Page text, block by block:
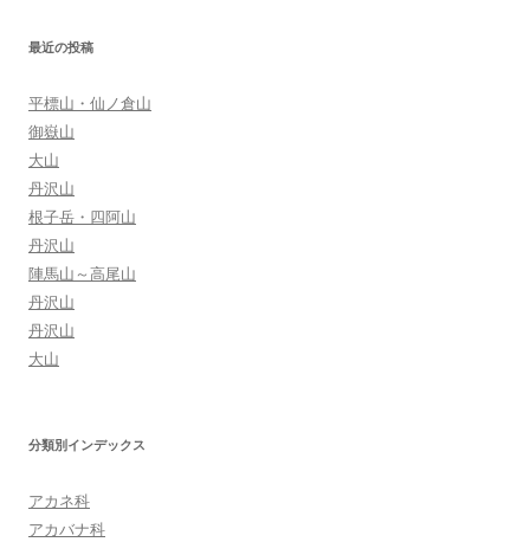
ョ
最近の投稿
平標山・仙ノ倉山
御嶽山
大山
丹沢山
根子岳・四阿山
丹沢山
陣馬山～高尾山
丹沢山
丹沢山
大山
分類別インデックス
アカネ科
アカバナ科